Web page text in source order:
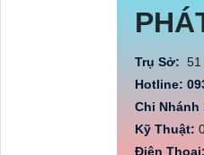
Trụ Sở: 51
Hotline:
Chi Nhánh
Kỹ Thuật:
Điện Thoại: